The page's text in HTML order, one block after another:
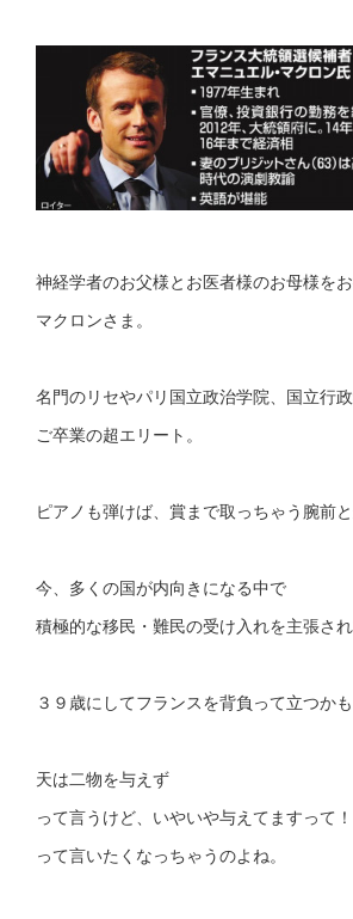
神経学者のお父様とお医者様のお母様を
マクロンさま。
名門のリセやパリ国立政治学院、国立行
ご卒業の超エリート。
ピアノも弾けば、賞まで取っちゃう腕前と
今、多くの国が内向きになる中で
積極的な移民・難民の受け入れを主張され
３９歳にしてフランスを背負って立つかも
天は二物を与えず
って言うけど、いやいや与えてますって！
って言いたくなっちゃうのよね。